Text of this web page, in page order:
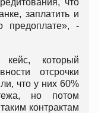
заплатить и
предоплате», -
кейс, который
отсрочки
что у них 60%
но потом
контрактам